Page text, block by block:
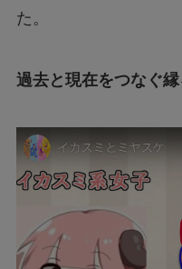
た。
過去と現在をつなぐ縁